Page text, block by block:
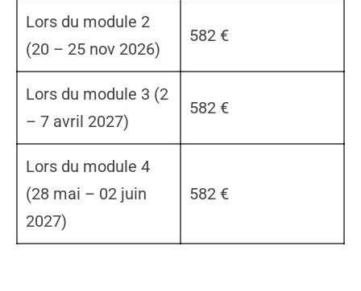
Lors du module 2
(20 – 25 nov 2026)
582 €
Lors du module 3 (2
– 7 avril 2027)
582 €
Lors du module 4
(28 mai – 02 juin
2027)
582 €